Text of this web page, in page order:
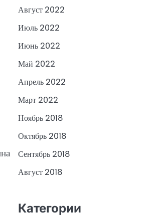
Август 2022
Июль 2022
Июнь 2022
Май 2022
Апрель 2022
Март 2022
Ноябрь 2018
Октябрь 2018
Сентябрь 2018
Август 2018
Категории